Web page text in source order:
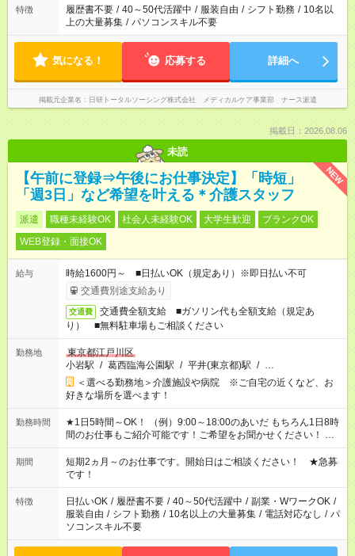
間を超える場合は応募できません
特徴 履歴書不要 / 40～50代活躍中 / 服装自由 / シフト勤務 / 10名以
上の大量募集 / パソコンスキル不要
気になる！ 応募する 詳細へ
掲載元企業名 日研トータルソーシング株式会社 メディカルケア事業部 ナース派遣
掲載日：2026.08.06
未読
NEW
【午前に登録⇒午後にお仕事決定】「時短」
「週3日」など希望を叶える＊介護スタッフ
派遣 職種未経験OK 社会人未経験OK 大学生歓迎
ブランクOK
WEB登録・面接OK
給与
時給1600円～ ■日払いOK（規定あり）※即日払い不可
交通費別途支給あり
交通費
交通費全額支給 ■ガソリン代も全額支給（規定あ
り） ■無料駐車場もご相談ください
勤務地
東京都江戸川区
小岩駅 / 葛西臨海公園駅 / 平井(東京都)駅 / …
＜選べる勤務地＞介護施設や病院 ※ご自宅の近くなど、お
好きな場所を選べます！
勤務時間
★1日5時間～OK！ （例）9:00～18:00のあいだ もちろん1日8時
間のお仕事もご紹介可能です！ご希望をお聞かせください！ ※
週最低15時間以上の勤務が必要です
期間
短期2ヵ月～のお仕事です。開始日はご相談ください！ ★急募
です！
特徴 日払いOK / 履歴書不要 / 40～50代活躍中 / 副業・WワークOK /
服装自由 / シフト勤務 / 10名以上の大量募集 / 電話対応なし / パ
ソコンスキル不要